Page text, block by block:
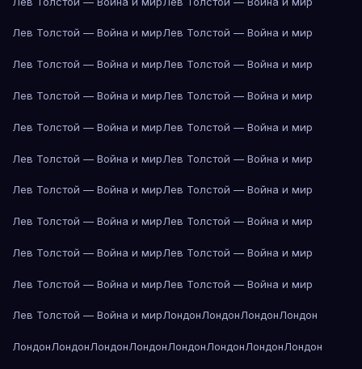
Лев Толстой — Война и мирЛев Толстой — Война и мир
Лев Толстой — Война и мирЛев Толстой — Война и мир
Лев Толстой — Война и мирЛев Толстой — Война и мир
Лев Толстой — Война и мирЛев Толстой — Война и мир
Лев Толстой — Война и мирЛев Толстой — Война и мир
Лев Толстой — Война и мирЛев Толстой — Война и мир
Лев Толстой — Война и мирЛев Толстой — Война и мир
Лев Толстой — Война и мирЛев Толстой — Война и мир
Лев Толстой — Война и мирЛев Толстой — Война и мир
Лев Толстой — Война и мирЛондонЛондонЛондонЛондон
ЛондонЛондонЛондонЛондонЛондонЛондонЛондонЛондон